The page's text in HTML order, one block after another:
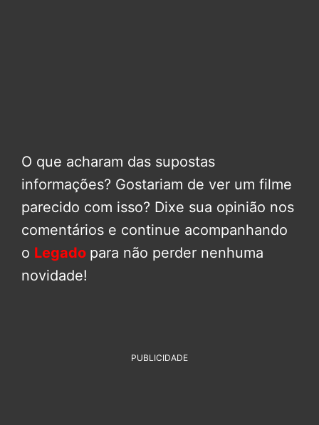
O que acharam das supostas
informações? Gostariam de ver um filme
parecido com isso? Dixe sua opinião nos
comentários e continue acompanhando
o Legado para não perder nenhuma
novidade!
PUBLICIDADE